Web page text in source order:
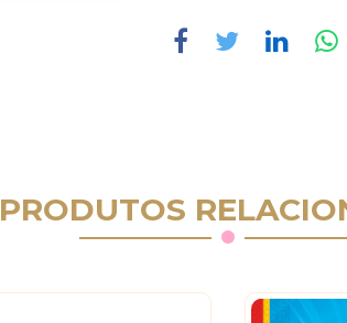
PRODUTOS